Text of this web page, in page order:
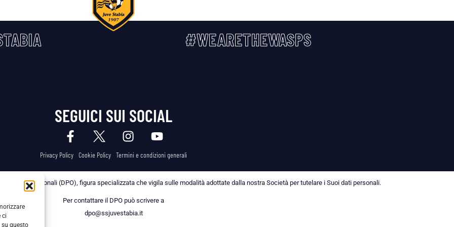
ci
questo
#WEARETHEWASPS
SEGUICI SUI SOCIAL
Privacy Policy Cookie Policy Termini e condizioni generali
dei Dati Personali (DPO), figura specializzata che vigila sulle modalità adottate dalla nostra Società per tutelare i Suoi dati personali.
Per contattare il DPO può scrivere a
dpo@ssjuvestabia.it